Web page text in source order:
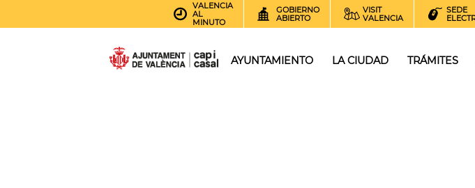
VALENCIA
AL
MINUTO
GOBIERNO
ABIERTO
VISIT
VALENCIA
SEDE
AYUNTAMIENTO LA CIUDAD TRÁMITES